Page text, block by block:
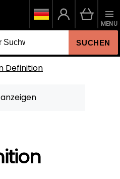
SUCHEN
MENU
Definition